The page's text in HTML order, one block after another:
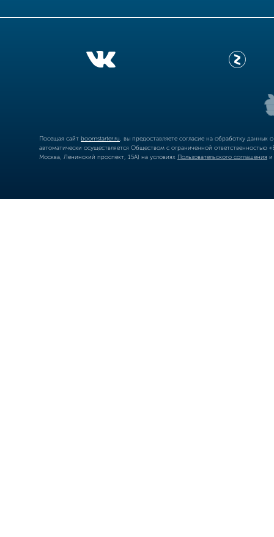
Посещая сайт boomstarter.ru , вы предоставляете согласие на обработку
автоматически осуществляется Обществом с ограниченной
Москва, Ленинский проспект, 15А) на условиях Пользовательского соглашения и